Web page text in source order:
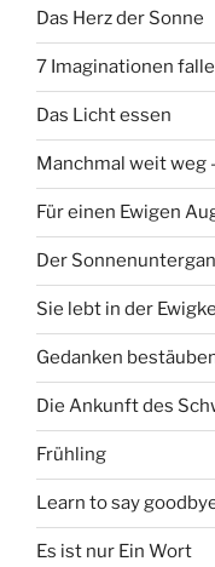
Das Herz der Sonne
7 Imaginationen
Das Licht essen
Manchmal weit weg
Für einen Ewigen
Der
Sie lebt in der
Gedanken
Die Ankunft des
Frühling
Learn to say
Es ist nur Ein Wort